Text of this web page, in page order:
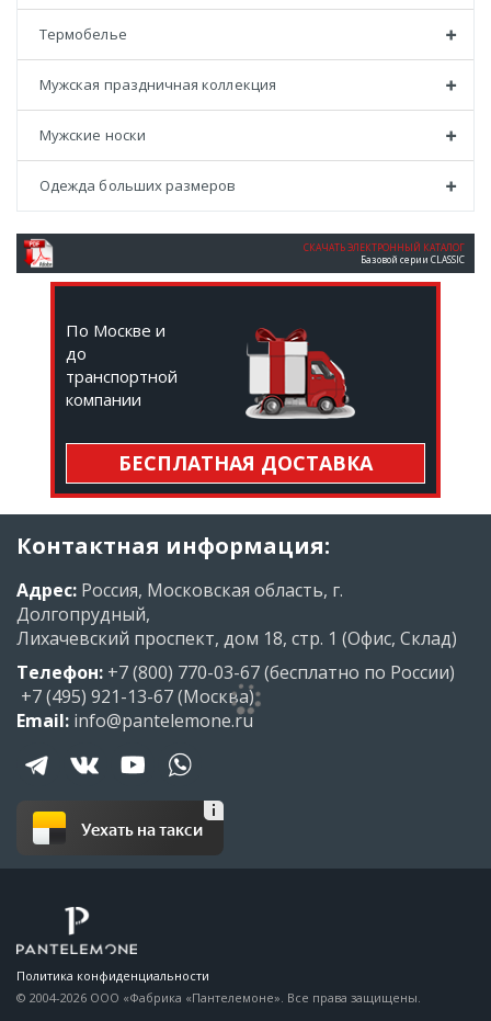
Термобелье
Мужская праздничная коллекция
Мужские носки
Одежда больших размеров
СКАЧАТЬ ЭЛЕКТРОННЫЙ КАТАЛОГ
Базовой серии CLASSIC
По Москве и
до
транспортной
компании
БЕСПЛАТНАЯ ДОСТАВКА
Контактная информация:
Адрес: Россия, Московская область, г.
Долгопрудный,
Лихачевский проспект, дом 18, стр. 1 (Офис, Склад)
Телефон: +7 (800) 770-03-67(бесплатно по России)
+7 (495) 921-13-67(Москва)
Email: info@pantelemone.ru
Уехать на такси
Политика конфиденциальности
© 2004-2026 ООО «Фабрика «Пантелемоне». Все права защищены.